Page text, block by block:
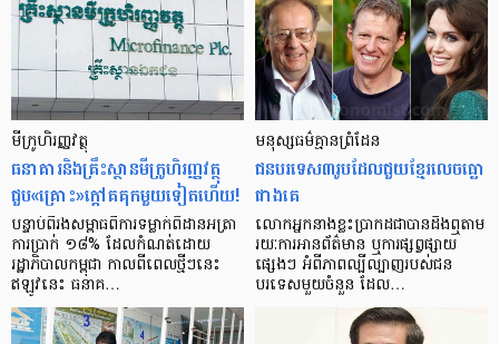
មីក្រូ​ហិរញ្ញវត្ថុ
ធនាគារ​និង​គ្រឹះស្ថាន​មីក្រូ​ហិរញ្ញវត្ថុ​
ជួប«គ្រោះ»ក្តៅ​គគុក​មួយ​ទៀត​ហើយ!
បន្ទាប់​ពី​រង​សម្ពាធ​​ពី​ការ​ទម្លាក់​ពិដាន​អត្រា​
ការ​ប្រាក់ ១៨​% ដែល​កំណត់​ដោយ​
រដ្ឋាភិបាល​កម្ពុជា កាល​ពី​ពេល​ថ្មីៗ​នេះ
ឥឡូវ​នេះ ធនាគ…
មនុស្ស​ធម៌​គ្មាន​ព្រំដែន
ជន​បរទេស​៣​រូប​ដែល​ជួយ​ខ្មែរ​លេច​ធ្លោ​
ជាង​គេ
លោកអ្នក​នាង​ខ្លះ​ប្រាកដ​ជា​បាន​​ដឹង​ឮ​តាម​
រយៈ​ការ​អាន​ព័ត៌មាន ឬ​ការ​ផ្សព្វផ្សាយ​
ផ្សេងៗ អំពី​ភាព​ល្បីល្បាញ​របស់​ជន​
បរទេស​មួយ​ចំនួន ដែល…